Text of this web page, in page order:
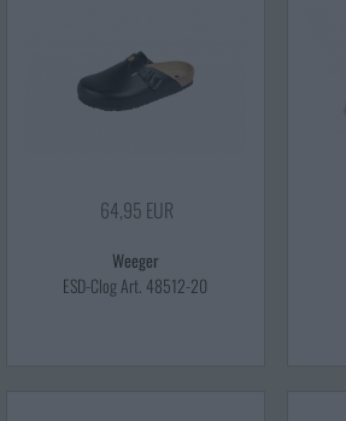
64,95 EUR
Weeger
ESD-Clog Art. 48512-20